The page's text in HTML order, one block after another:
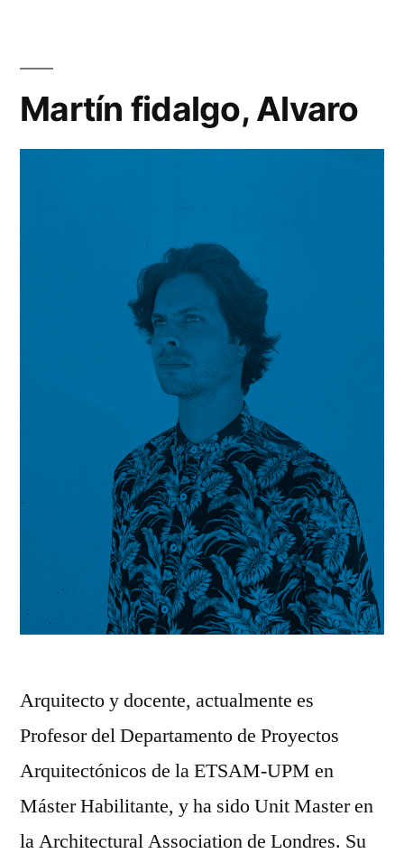
Martín fidalgo, Alvaro
Arquitecto y docente, actualmente es
Profesor del Departamento de Proyectos
Arquitectónicos de la ETSAM-UPM en
Máster Habilitante, y ha sido Unit Master en
la Architectural Association de Londres. Su